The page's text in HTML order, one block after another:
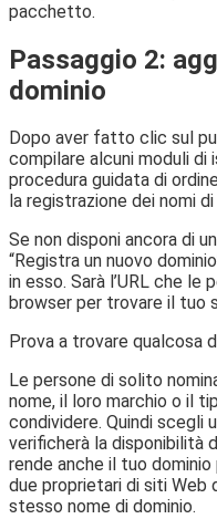
pacchetto.
Passaggio 2:
dominio
Dopo aver fatto clic sul
compilare alcuni moduli di
procedura guidata di
la registrazione dei nomi
Se non disponi ancora di
“Registra un nuovo
in esso. Sarà l’URL che le
browser per trovare il tuo
Prova a trovare qualcosa
Le persone di solito
nome, il loro marchio o il
condividere. Quindi scegli
verificherà la disponibilità
rende anche il tuo
due proprietari di siti Web
stesso nome di dominio.